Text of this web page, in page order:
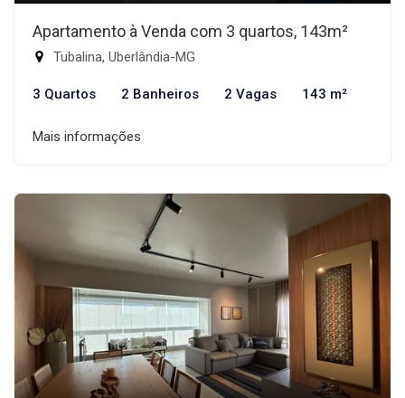
Apartamento à Venda com 3 quartos, 143m²
Tubalina, Uberlândia-MG
3 Quartos 2 Banheiros 2 Vagas 143 m²
Mais informações